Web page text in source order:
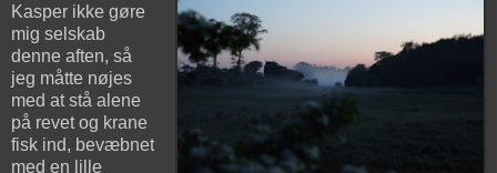
Kasper ikke gøre
mig selskab
denne aften, så
jeg måtte nøjes
med at stå alene
på revet og krane
fisk ind, bevæbnet
med en lille